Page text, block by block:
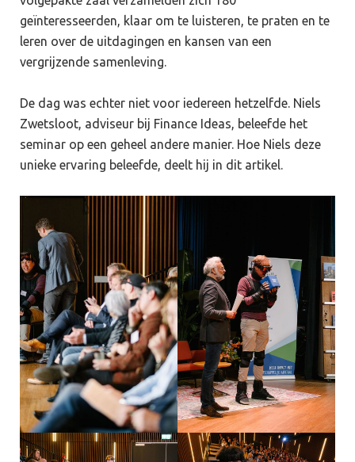
geïnteresseerden, klaar om te luisteren, te praten en te
leren over de uitdagingen en kansen van een
vergrijzende samenleving.
De dag was echter niet voor iedereen hetzelfde. Niels
Zwetsloot, adviseur bij Finance Ideas, beleefde het
seminar op een geheel andere manier. Hoe Niels deze
unieke ervaring beleefde, deelt hij in dit artikel.